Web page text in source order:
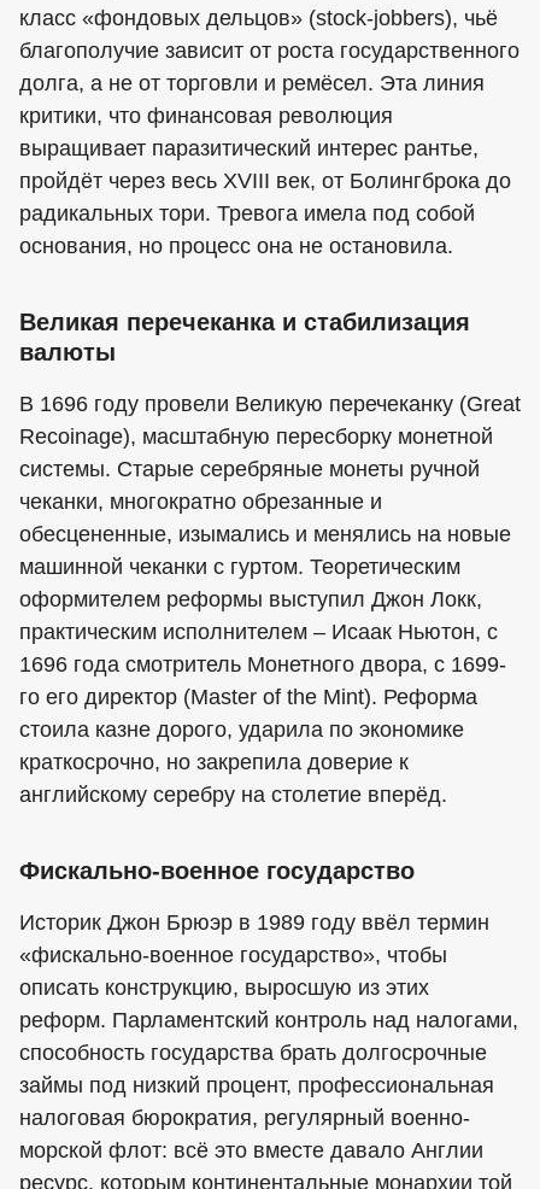
класс «фондовых дельцов» (stock-jobbers), чьё
благополучие зависит от роста государственного
долга, а не от торговли и ремёсел. Эта линия
критики, что финансовая революция
выращивает паразитический интерес рантье,
пройдёт через весь XVIII век, от Болингброка до
радикальных тори. Тревога имела под собой
основания, но процесс она не остановила.
Великая перечеканка и стабилизация
валюты
В 1696 году провели Великую перечеканку (Great
Recoinage), масштабную пересборку монетной
системы. Старые серебряные монеты ручной
чеканки, многократно обрезанные и
обесцененные, изымались и менялись на новые
машинной чеканки с гуртом. Теоретическим
оформителем реформы выступил Джон Локк,
практическим исполнителем – Исаак Ньютон, с
1696 года смотритель Монетного двора, с 1699-
го его директор (Master of the Mint). Реформа
стоила казне дорого, ударила по экономике
краткосрочно, но закрепила доверие к
английскому серебру на столетие вперёд.
Фискально-военное государство
Историк Джон Брюэр в 1989 году ввёл термин
«фискально-военное государство», чтобы
описать конструкцию, выросшую из этих
реформ. Парламентский контроль над налогами,
способность государства брать долгосрочные
займы под низкий процент, профессиональная
налоговая бюрократия, регулярный военно-
морской флот: всё это вместе давало Англии
ресурс, которым континентальные монархии той